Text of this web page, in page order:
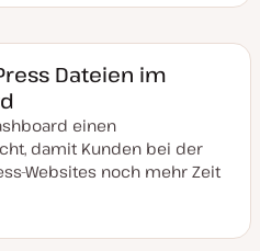
Dateien im
einen
damit Kunden bei der
Websites noch mehr Zeit